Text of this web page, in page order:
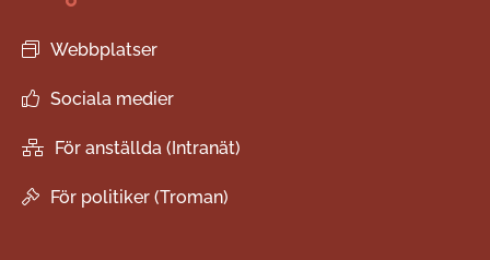
Webbplatser
Sociala medier
För anställda (Intranät)
För politiker (Troman)